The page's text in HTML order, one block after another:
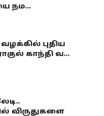
நம...
புதிய
காந்தி வ...
விருதுகளை